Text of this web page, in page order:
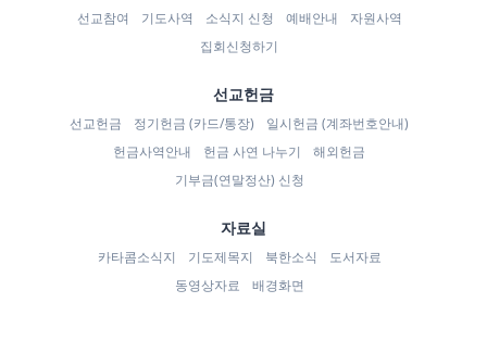
선교참여 기도사역 소식지 신청 예배안내
자원사역
집회신청하기
선교헌금
선교헌금 정기헌금 (카드/통장)
일시헌금 (계좌번호안내)
헌금사역안내
헌금 사연 나누기
해외헌금
기부금(연말정산) 신청
자료실
카타콤소식지 기도제목지 북한소식
도서자료
동영상자료
배경화면